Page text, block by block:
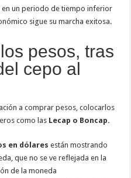
en un periodo de tiempo inferior
sigue su marcha exitosa.
pesos, tras
cepo al
a comprar pesos, colocarlos
como las Lecap o Boncap.
en dólares están mostrando
que no se ve reflejada en la
de la moneda